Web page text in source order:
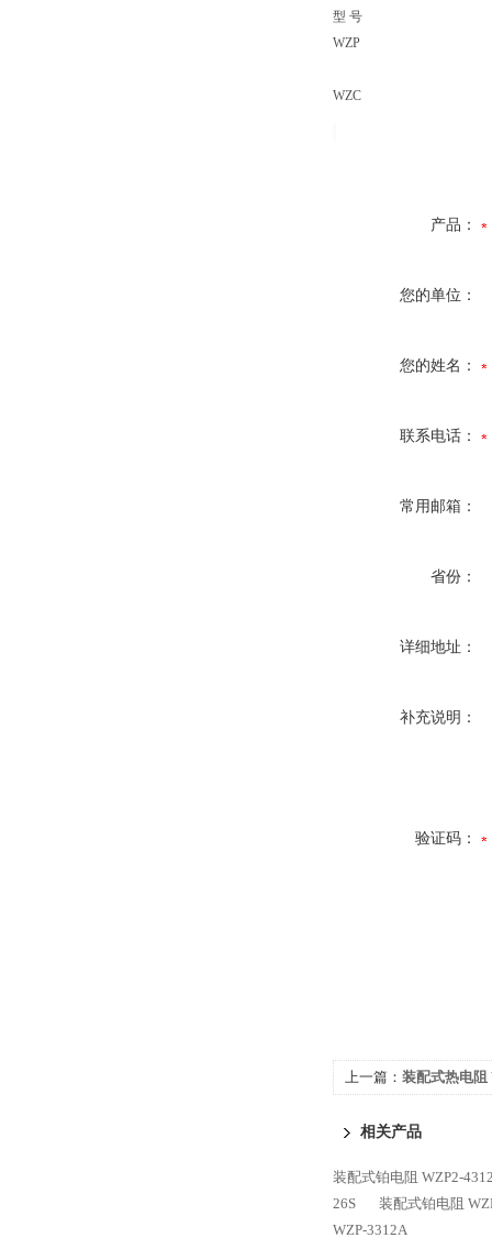
型 号
WZP
WZC
产品：
您的单位：
您的姓名：
联系电话：
常用邮箱：
省份：
详细地址：
补充说明：
验证码：
上一篇： 装配式热电阻
相关产品
装配式铂电阻 WZP2-
26S
装配式铂电阻
WZP-3312A